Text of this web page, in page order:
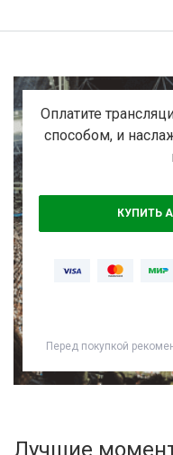
Активировать промокод
Оплатите
способом, и
КУПИТЬ
Перед покупкой
Лучшие